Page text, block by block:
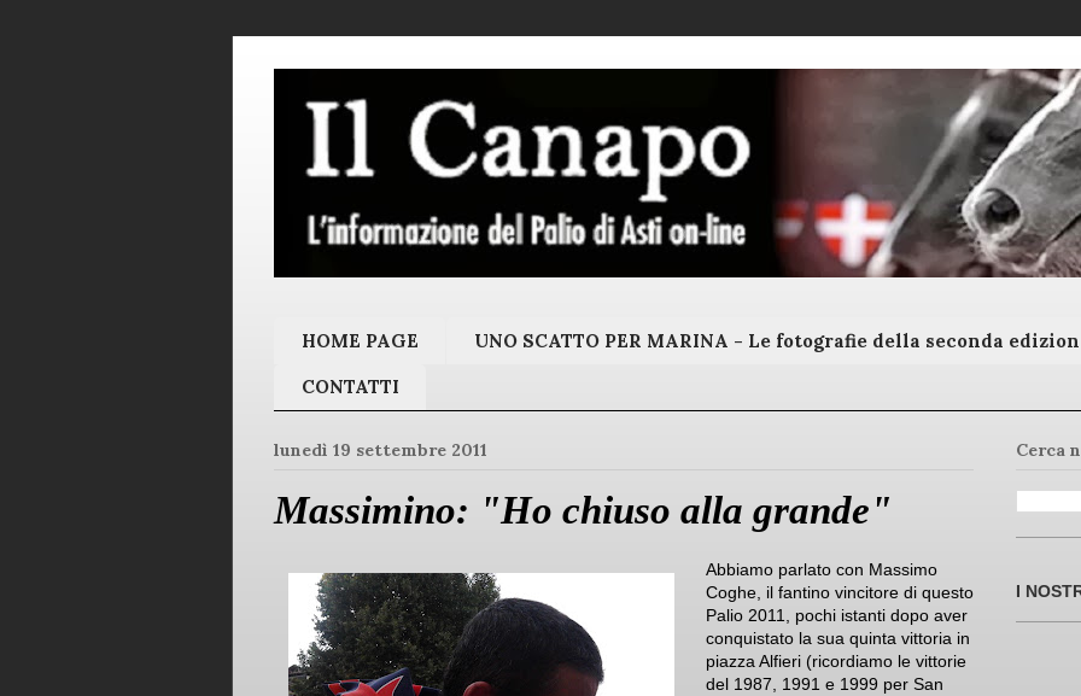
HOME PAGE UNO SCATTO PER MARINA - Le fotografie della seconda
CONTATTI
lunedì 19 settembre 2011
Massimino: "Ho chiuso alla grande"
Abbiamo parlato con Massimo
Coghe, il fantino vincitore di questo
Palio 2011, pochi istanti dopo aver
conquistato la sua quinta vittoria in
piazza Alfieri (ricordiamo le vittorie
del 1987, 1991 e 1999 per San
Cerca
I